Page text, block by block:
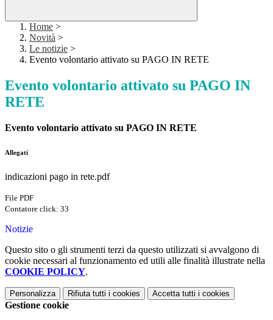
Home >
Novità >
Le notizie >
Evento volontario attivato su PAGO IN RETE
Evento volontario attivato su PAGO IN
RETE
Evento volontario attivato su PAGO IN RETE
Allegati
indicazioni pago in rete.pdf
File PDF
Contatore click: 33
Notizie
Questo sito o gli strumenti terzi da questo utilizzati si avvalgono di
cookie necessari al funzionamento ed utili alle finalità illustrate nella
COOKIE POLICY.
Personalizza Rifiuta tutti i cookies Accetta tutti i cookies
Gestione cookie